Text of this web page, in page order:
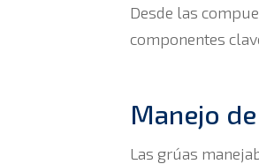
Desde las
componentes
Manejo
Las grúas